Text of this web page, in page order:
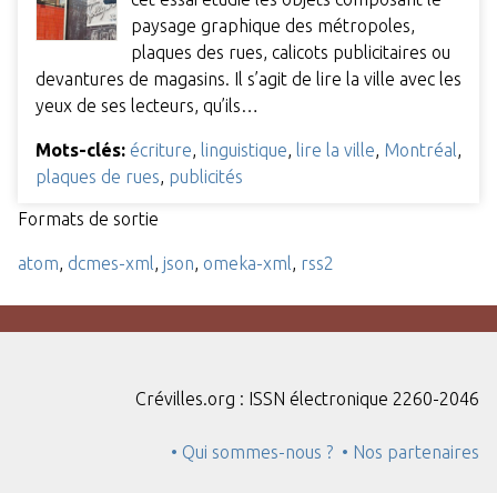
paysage graphique des métropoles,
plaques des rues, calicots publicitaires ou
devantures de magasins. Il s’agit de lire la ville avec les
yeux de ses lecteurs, qu’ils…
Mots-clés: écriture linguistique lire la ville Montréal
plaques de rues publicités
Formats de sortie
atom dcmes-xml json omeka-xml rss2
Crévilles.org : ISSN électronique 2260-2046
• Qui sommes-nous ? • Nos partenaires